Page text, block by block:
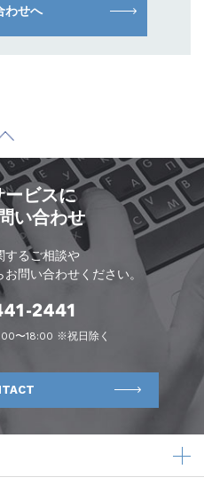
わせへ
ービスに
い合わせ
するご相談や
問い合わせください。
〜18:00 ※祝日除く